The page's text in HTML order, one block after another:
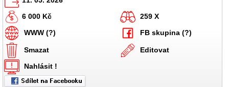
6 000 Kč
259 X
WWW (?)
FB skupina (?)
Smazat
Editovat
Nahlásit !